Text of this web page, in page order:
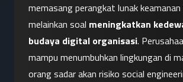
memasang perangkat lunak
melainkan soal meningkatkan
budaya digital organisasi.
mampu menumbuhkan lingkungan di
orang sadar akan risiko social